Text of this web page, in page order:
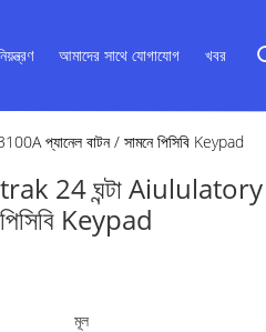
আমাদের সাথে যোগাযোগ খবর
প্যানেল বাটন / সামনে পিসিবি Keypad
24 ঘন্টা Aiululatory
Keypad
মূল